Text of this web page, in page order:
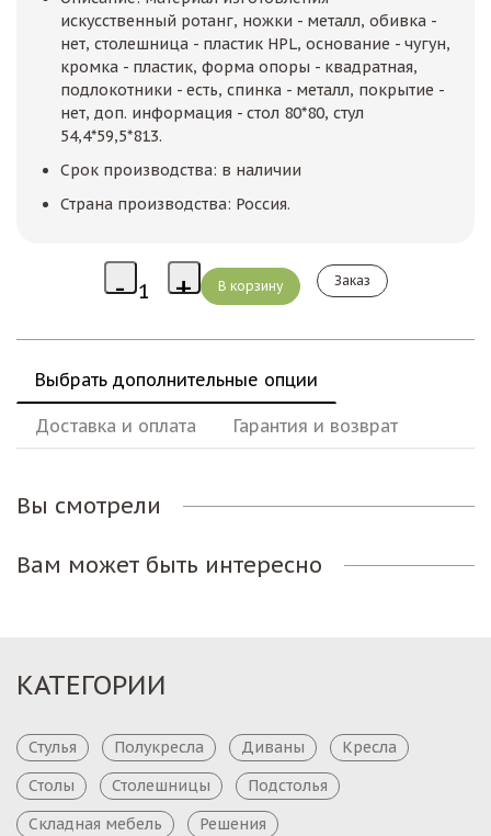
искусственный ротанг, ножки - металл, обивка -
нет, столешница - пластик HPL, основание - чугун,
кромка - пластик, форма опоры - квадратная,
подлокотники - есть, спинка - металл, покрытие -
нет, доп. информация - стол 80*80, стул
54,4*59,5*813.
Срок производства: в наличии
Страна производства: Россия.
Заказ
Выбрать дополнительные опции
Доставка и оплата Гарантия и возврат
Вы смотрели
Вам может быть интересно
КАТЕГОРИИ
Стулья Полукресла Диваны
Кресла
Столы
Столешницы
Подстолья
Складная мебель
Решения